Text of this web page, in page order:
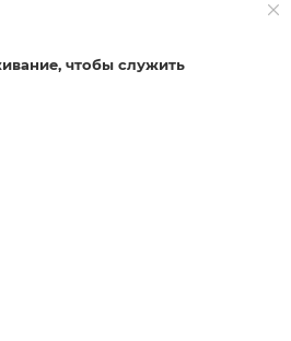
чтобы служить